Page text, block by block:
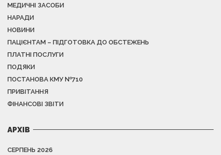
МЕДИЧНІ ЗАСОБИ
НАРАДИ
НОВИНИ
ПАЦІЄНТАМ – ПІДГОТОВКА ДО ОБСТЕЖЕНЬ
ПЛАТНІ ПОСЛУГИ
ПОДЯКИ
ПОСТАНОВА КМУ №710
ПРИВІТАННЯ
ФІНАНСОВІ ЗВІТИ
АРХІВ
СЕРПЕНЬ 2026